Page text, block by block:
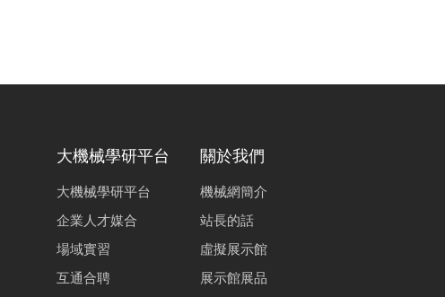
大機械學研平台
大機械學研平台
企業人才媒合
場域實習
互通合聘
關於我們
機械網簡介
站長的話
虛擬展示館
展示館展品